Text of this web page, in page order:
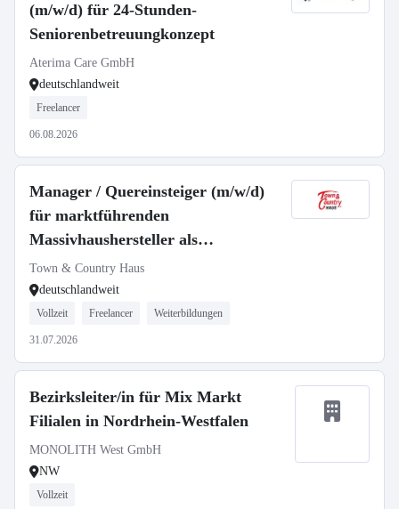
(m/w/d) für 24-Stunden-
Seniorenbetreuungkonzept
Aterima Care GmbH
deutschlandweit
Freelancer
06.08.2026
Manager / Quereinsteiger (m/w/d)
für marktführenden
Massivhaushersteller als
selbstständiger Gebietsleiter
Town & Country Haus
deutschlandweit
Vollzeit Freelancer Weiterbildungen
31.07.2026
Bezirksleiter/in für Mix Markt
Filialen in Nordrhein-Westfalen
MONOLITH West GmbH
NW
Vollzeit